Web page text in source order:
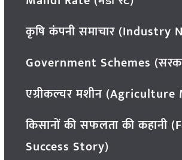
कृषि कंपनी समाचार (Industry
Government Schemes
एग्रीकल्चर मशीन
किसानों की सफलता की कहानी
Success Story)